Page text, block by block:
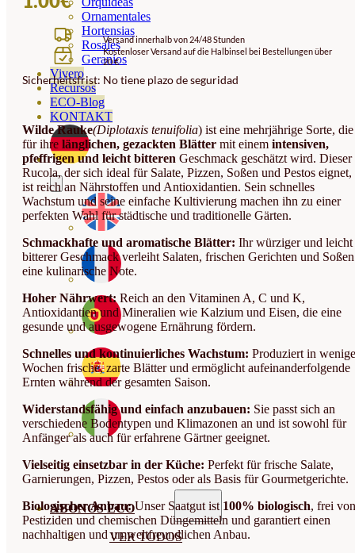
Ornamentales
Hortensias
Rosales
Geranios
Vivero
Recursos
ECO-Blog
KONTAKT
ABONOS ECO
VER TODOS
Versand innerhalb von 24/48 Stunden
Kostenloser Versand auf die Halbinsel bei Bestellungen über
20 €
Sicherheitsfrist: No tiene plazo de seguridad
Wilde Rauke(Diplotaxis tenuifolia) ist eine mehrjährige Sorte, die
für ihre länglichen, gezackten Blätter mit einem intensiven,
pfeffrigen und leicht bitteren Geschmack geschätzt wird. Dieser
Rucola, der sich ideal für Salate, Pizzen, Soßen und Pestos eignet,
ist reich an Nährstoffen und Antioxidantien. Sein schnelles
Wachstum und seine einfache Kultivierung machen ihn zu einer
perfekten Wahl für städtische und traditionelle Gärten.
Schmackhafte und aromatische Blätter: Ihr würziger und leicht
bitterer Geschmack verleiht Salaten, frischen Gerichten und Soßen
eine kulinarische Note.
Hoher Nährwert: Reich an den Vitaminen A, C und K,
Antioxidantien und Mineralien wie Kalzium und Eisen, die eine
gesunde und ausgewogene Ernährung fördern.
Schnelles und kontinuierliches Wachstum: Produziert in
Wochen frische, zarte Blätter und ermöglicht aufeinanderfolgende
Ernten während der gesamten Saison.
Widerstandsfähig und einfach anzubauen: Sie passt sich an
verschiedene Bodentypen und Klimazonen an und ist sowohl für
Anfänger als auch für erfahrene Gärtner geeignet.
Vielseitig einsetzbar in der Küche: Perfekt für frische Salate,
Garnierungen, Pizzen, Pestos oder als Basis für Gourmetgerichte.
Biologischer Anbau:Unser Saatgut ist 100% biologisch, frei von
Pestiziden und chemischen Düngemitteln und garantiert einen
nachhaltigen und umweltfreundlichen Anbau.